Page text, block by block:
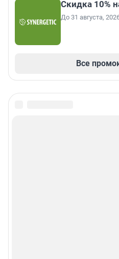
Скидка 10%
До 31 августа,
Все